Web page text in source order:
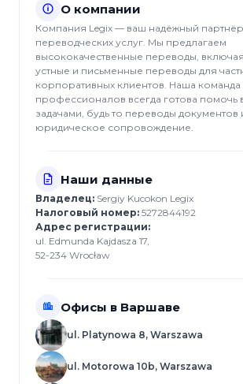
О компании
Компания Legix — ваш надёжный
переводческих услуг. Мы предлагаем
высококачественные переводы,
устные и письменные переводы для
корпоративных клиентов. Наша команда
профессионалов всегда готова
задачами, будь то переводы документов
юридическое сопровождение.
Наши данные
Владелец: Sergiy Kucokon Legix
Налоговый номер: 5272844192
Адрес регистрации:
ul. Edmunda Kajdasza 17,
52-234 Wrocław
Офисы в Варшаве
ul. Platynowa 8, Warszawa
ul. Motorowa 10b, Warszawa